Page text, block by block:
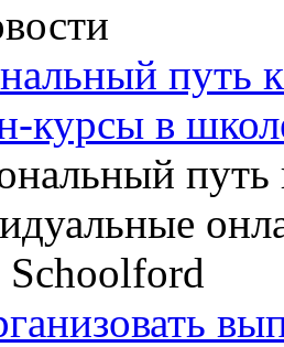
путь
курсы в